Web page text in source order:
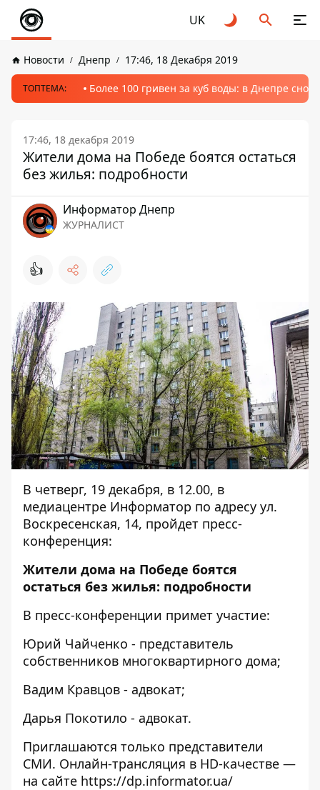
UK
Новости Днепр 17:46, 18 Декабря 2019
ТОПТЕМА: Более 100 гривен за куб воды: в Днепре
17:46, 18 декабря 2019
Жители дома на Победе боятся остаться
без жилья: подробности
Информатор Днепр
ЖУРНАЛИСТ
👍
В четверг, 19 декабря, в 12.00, в
медиацентре Информатор по адресу ул.
Воскресенская, 14, пройдет пресс-
конференция:
Жители дома на Победе боятся
остаться без жилья: подробности
В пресс-конференции примет участие:
Юрий Чайченко - представитель
собственников многоквартирного дома;
Вадим Кравцов - адвокат;
Дарья Покотило - адвокат.
Приглашаются только представители
СМИ. Онлайн-трансляция в HD-качестве —
на сайте https://dp.informator.ua/